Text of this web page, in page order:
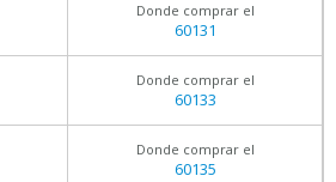
Donde comprar el
60131
Donde comprar el
60133
Donde comprar el
60135